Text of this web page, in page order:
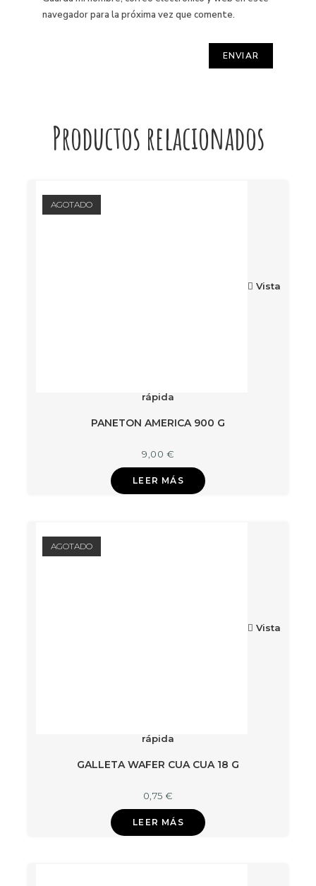
navegador para la próxima vez que comente.
Productos relacionados
AGOTADO
Vista
rápida
PANETON AMERICA 900 G
9,00 €
LEER MÁS
AGOTADO
Vista
rápida
GALLETA WAFER CUA CUA 18 G
0,75 €
LEER MÁS